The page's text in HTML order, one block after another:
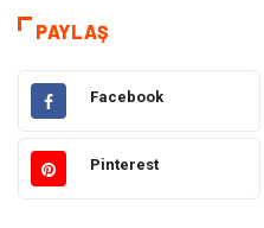
Hizmet
Hukuk
Güzellik & Bakım
PAYLAŞ
Facebook
Pinterest